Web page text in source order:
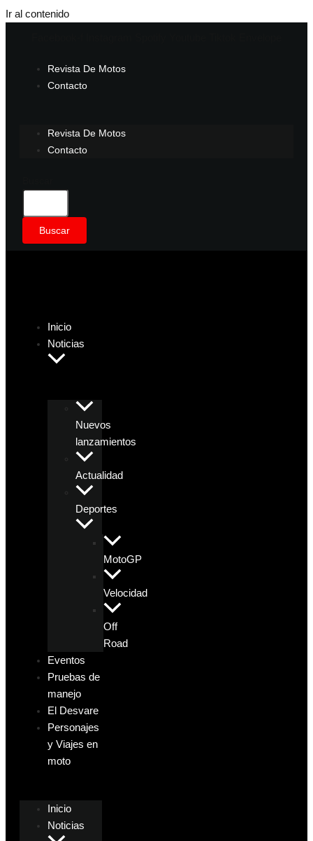
Ir al contenido
Revista De Motos
Contacto
Revista De Motos
Contacto
Buscar
Inicio
Noticias
Nuevos
lanzamientos
Actualidad
Deportes
MotoGP
Velocidad
Off
Road
Eventos
Pruebas de
manejo
El Desvare
Personajes
y Viajes en
moto
Inicio
Noticias